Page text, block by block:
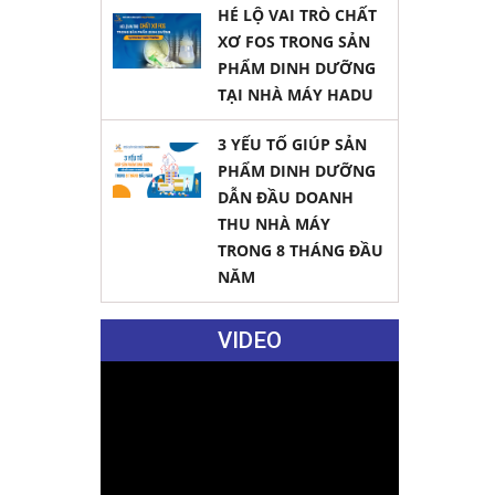
HÉ LỘ VAI TRÒ CHẤT
XƠ FOS TRONG SẢN
PHẨM DINH DƯỠNG
TẠI NHÀ MÁY HADU
3 YẾU TỐ GIÚP SẢN
PHẨM DINH DƯỠNG
DẪN ĐẦU DOANH
THU NHÀ MÁY
TRONG 8 THÁNG ĐẦU
NĂM
VIDEO